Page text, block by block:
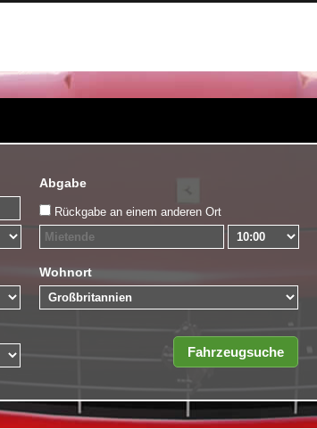
Abgabe
Rückgabe an einem anderen Ort
Wohnort